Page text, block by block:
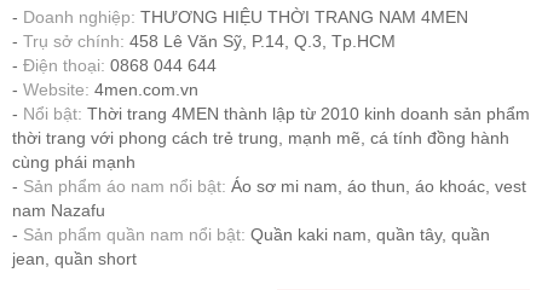
Doanh nghiệp: THƯƠNG HIỆU THỜI TRANG NAM 4MEN
Trụ sở chính: 458 Lê Văn Sỹ, P.14, Q.3, Tp.HCM
Điện thoại: 0868 044 644
Website: 4men.com.vn
Nổi bật: Thời trang 4MEN thành lập từ 2010 kinh doanh sản phẩm
thời trang với phong cách trẻ trung, mạnh mẽ, cá tính đồng hành
cùng phái mạnh
Sản phẩm áo nam nổi bật: Áo sơ mi nam, áo thun, áo khoác, vest
nam Nazafu
Sản phẩm quần nam nổi bật: Quần kaki nam, quần tây, quần
jean, quần short